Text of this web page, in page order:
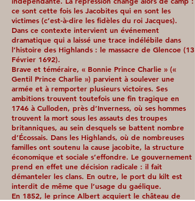
ce sont cette fois les Jacobites qui en sont les
victimes (c’est-à-dire les fidèles du roi Jacques).
Dans ce contexte intervient un événement
dramatique qui a laissé une trace indélébile dans
l’histoire des Highlands : le massacre de Glencoe (13
Février 1692).
Brave et téméraire, « Bonnie Prince Charlie » («
Gentil Prince Charlie ») parvient à soulever une
armée et à remporter plusieurs victoires. Ses
ambitions trouvent toutefois une fin tragique en
1746 à Culloden, près d’Inverness, où ses hommes
trouvent la mort sous les assauts des troupes
britanniques, au sein desquels se battent nombre
d’Écossais. Dans les Highlands, où de nombreuses
familles ont soutenu la cause jacobite, la structure
économique et sociale s’effondre. Le gouvernement
prend en effet une décision radicale : il fait
démanteler les clans. En outre, le port du kilt est
interdit de même que l’usage du gaélique.
En 1852, le prince Albert acquiert le château de